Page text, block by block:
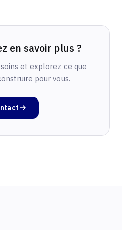
en savoir plus ?
et explorez ce que
pour vous.